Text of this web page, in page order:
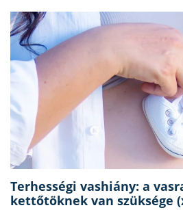
Terhességi vashiány: a
kettőtöknek van szüksége